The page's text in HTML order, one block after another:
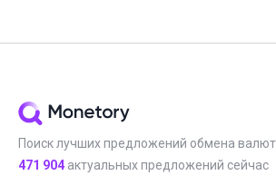
Поиск лучших предложений обмена
471 904 актуальных предложений сейчас